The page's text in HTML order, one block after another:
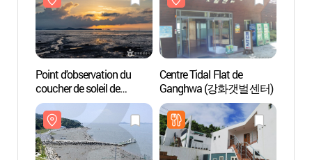
Point d'observation du
coucher de soleil de
Janghwari
(장화리일몰조망지)
Centre Tidal Flat de
Ganghwa (강화갯벌센터)